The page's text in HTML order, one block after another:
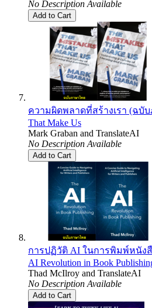
No Description Available
Add to Cart
ความผิดพลาดที่สร้างเรา (ฉบับ
That Make Us
Mark Graban and TranslateAI
No Description Available
Add to Cart
การปฏิวัติ AI ในการพิมพ์หนัง
AI Revolution in Book
Thad McIlroy and TranslateAI
No Description Available
Add to Cart